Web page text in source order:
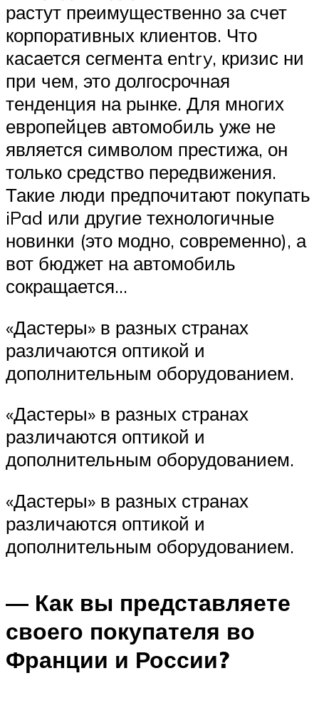
растут преимущественно за счет
корпоративных клиентов. Что
касается сегмента еntry, кризис ни
при чем, это долгосрочная
тенденция на рынке. Для многих
европейцев автомобиль уже не
является символом престижа, он
только средство передвижения.
Такие люди предпочитают покупать
iPad или другие технологичные
новинки (это модно, современно), а
вот бюджет на автомобиль
сокращается…
«Дастеры» в разных странах
различаются оптикой и
дополнительным оборудованием.
«Дастеры» в разных странах
различаются оптикой и
дополнительным оборудованием.
«Дастеры» в разных странах
различаются оптикой и
дополнительным оборудованием.
— Как вы представляете
своего покупателя во
Франции и России?